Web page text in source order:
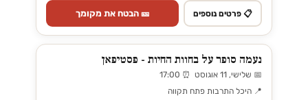
📋 פרטים נוספים 🎫 הבטח את מקומך
נעמה סופר על בחוות החיות - פסטיפאן
📅 שלישי, 11 אוגוסט ⏰ 17:00
📍 היכל התרבות פתח תקווה